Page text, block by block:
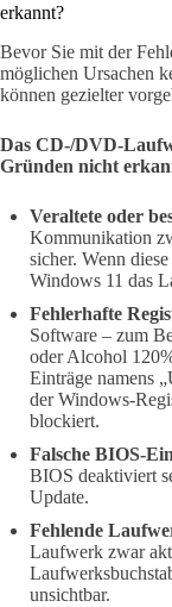
erkannt?
Bevor Sie mit der
möglichen Ursachen
können gezielter
Das CD-/DVD-
Gründen nicht
Veraltete oder
Kommunikation
sicher. Wenn
Windows 11 das
Fehlerhafte
Software – zum
oder Alcohol
Einträge namens
der Windows-
blockiert.
Falsche BIOS-
BIOS deaktiviert
Update.
Fehlende
Laufwerk zwar
unsichtbar.